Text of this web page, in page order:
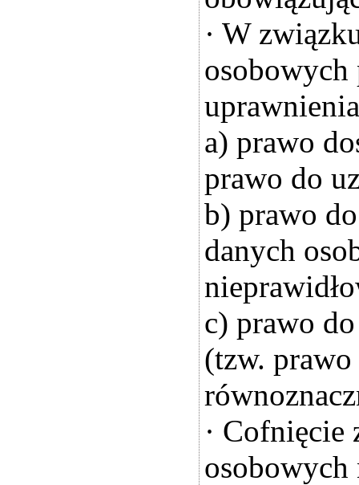
· W
osobowych
a) prawo
prawo do
b) prawo
danych
c) prawo
(tzw.
· Cofnięcie
osobowych